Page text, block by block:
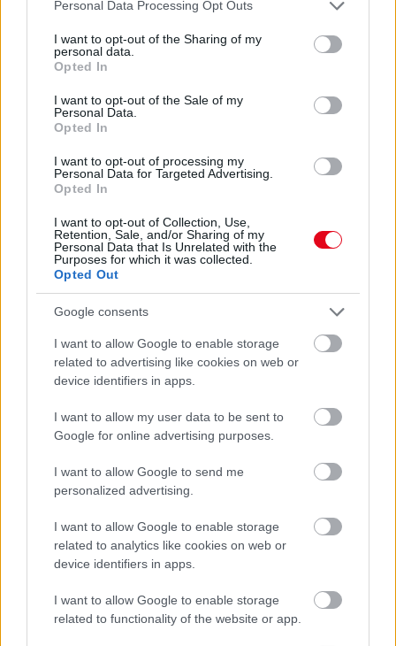
not limited to your visit or usage behaviour. You may click to
grant or deny consent to Google and its third-party tags to
use your data for below specified purposes in below Google
consent section.
Personal Data Processing Opt Outs
I want to opt-out of the Sharing of my
personal data.
Opted In
I want to opt-out of the Sale of my
Personal Data.
Opted In
I want to opt-out of processing my
Personal Data for Targeted Advertising.
Opted In
I want to opt-out of Collection, Use,
Retention, Sale, and/or Sharing of my
Personal Data that Is Unrelated with the
Purposes for which it was collected.
Opted Out
Google consents
I want to allow Google to enable storage
related to advertising like cookies on web or
device identifiers in apps.
I want to allow my user data to be sent to
Google for online advertising purposes.
I want to allow Google to send me
personalized advertising.
I want to allow Google to enable storage
related to analytics like cookies on web or
device identifiers in apps.
I want to allow Google to enable storage
related to functionality of the website or app.
SZÓDABIKARBÓNA A LEGERŐSEBB: EZT HASZNÁLJÁK A
SZÁLLODÁKBAN A VÍZKŐ ELLEN
Ez a szer tényleg eltünteti a vízkövet
24 ÓRA TOVÁBBI HÍREI
24 óra
Ha ezt érzed evés után, a szervezeted fontos dologra